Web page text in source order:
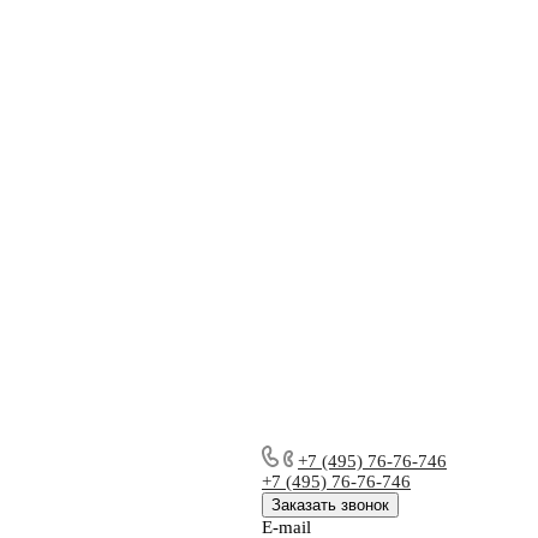
+7 (495) 76-76-746
+7 (495) 76-76-746
Заказать звонок
E-mail